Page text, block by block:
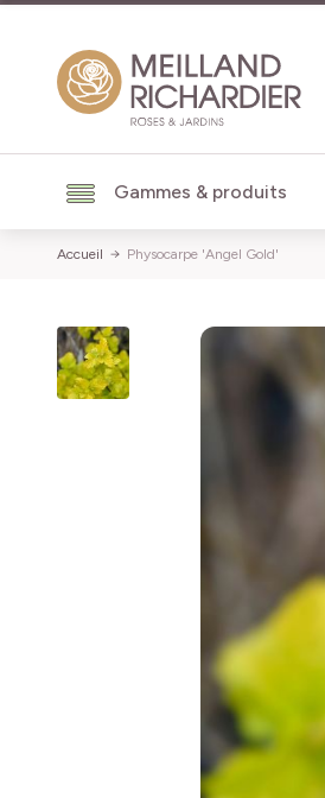
Gammes & produits
Accueil Physocarpe 'Angel Gold'